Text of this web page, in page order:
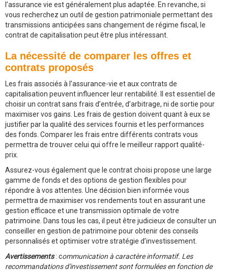
l’assurance vie est généralement plus adaptée. En revanche, si
vous recherchez un outil de gestion patrimoniale permettant des
transmissions anticipées sans changement de régime fiscal, le
contrat de capitalisation peut être plus intéressant.
La nécessité de comparer les offres et
contrats proposés
Les frais associés à l’assurance-vie et aux contrats de
capitalisation peuvent influencer leur rentabilité. Il est essentiel de
choisir un contrat sans frais d’entrée, d’arbitrage, ni de sortie pour
maximiser vos gains. Les frais de gestion doivent quant à eux se
justifier par la qualité des services fournis et les performances
des fonds. Comparer les frais entre différents contrats vous
permettra de trouver celui qui offre le meilleur rapport qualité-
prix.
Assurez-vous également que le contrat choisi propose une large
gamme de fonds et des options de gestion flexibles pour
répondre à vos attentes. Une décision bien informée vous
permettra de maximiser vos rendements tout en assurant une
gestion efficace et une transmission optimale de votre
patrimoine. Dans tous les cas, il peut être judicieux de consulter un
conseiller en gestion de patrimoine pour obtenir des conseils
personnalisés et optimiser votre stratégie d’investissement.
Avertissements: communication à caractère informatif. Les
recommandations d'investissement sont formulées en fonction de